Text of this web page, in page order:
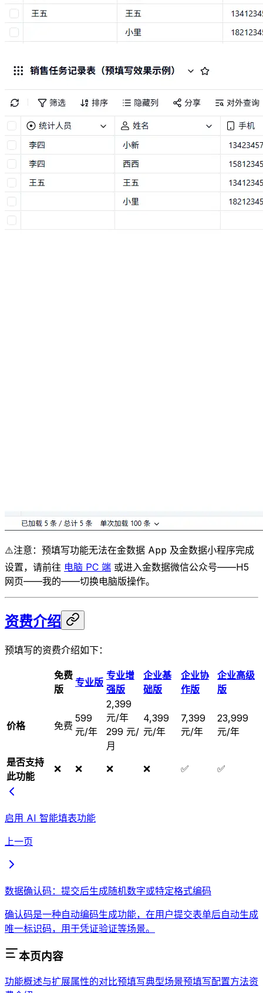
⚠️注意：预填写功能无法在金数据 App 及金数据小程序完成
设置，请前往 电脑 PC 端 或进入金数据微信公众号——H5
网页——我的——切换电脑版操作。
资费介绍
预填写的资费介绍如下：
免费
版
专业版
专业增
强版
企业基
础版
企业协
作版
企业高级
版
价格 免费
599
元/年
2,399
元/年
299 元/
月
4,399
元/年
7,399
元/年
23,999
元/年
是否支持
此功能
❌ ❌ ❌ ❌ ✅ ✅
启用 AI 智能填表功能
上一页
数据确认码：提交后生成随机数字或特定格式编码
确认码是一种自动编码生成功能，在用户提交表单后自动生成
唯一标识码，用于凭证验证等场景。
本页内容
功能概述与扩展属性的对比预填写典型场景预填写配置方法资